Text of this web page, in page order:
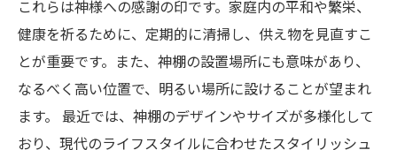
これらは神様への感謝の印です。家庭内の平和や繁栄、
健康を祈るために、定期的に清掃し、供え物を見直すこ
とが重要です。また、神棚の設置場所にも意味があり、
なるべく高い位置で、明るい場所に設けることが望まれ
ます。 最近では、神棚のデザインやサイズが多様化して
おり、現代のライフスタイルに合わせたスタイリッシュ